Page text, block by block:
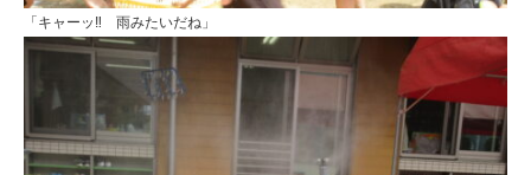
「キャーッ‼ 雨みたいだね」